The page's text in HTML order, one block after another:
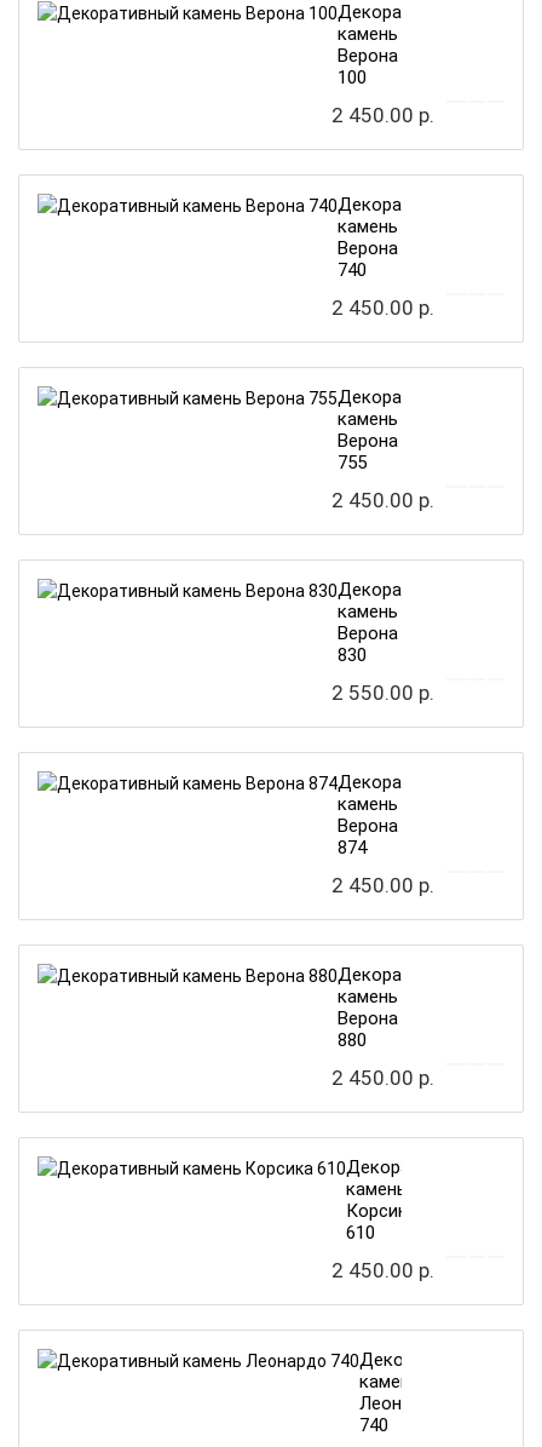
Декоративный
камень
Верона
100
2 450.00 р.
Декоративный
камень
Верона
740
2 450.00 р.
Декоративный
камень
Верона
755
2 450.00 р.
Декоративный
камень
Верона
830
2 550.00 р.
Декоративный
камень
Верона
874
2 450.00 р.
Декоративный
камень
Верона
880
2 450.00 р.
Декоративный
камень
Корсика
610
2 450.00 р.
Декоративный
камень
Леонардо
740